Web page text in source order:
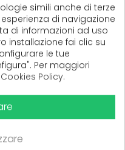
alimentare!
da parte degli utenti.
simili anche di terze
di navigazione
di informazioni ad uso
installazione fai clic su
le tue
Per maggiori
Cookies Policy.